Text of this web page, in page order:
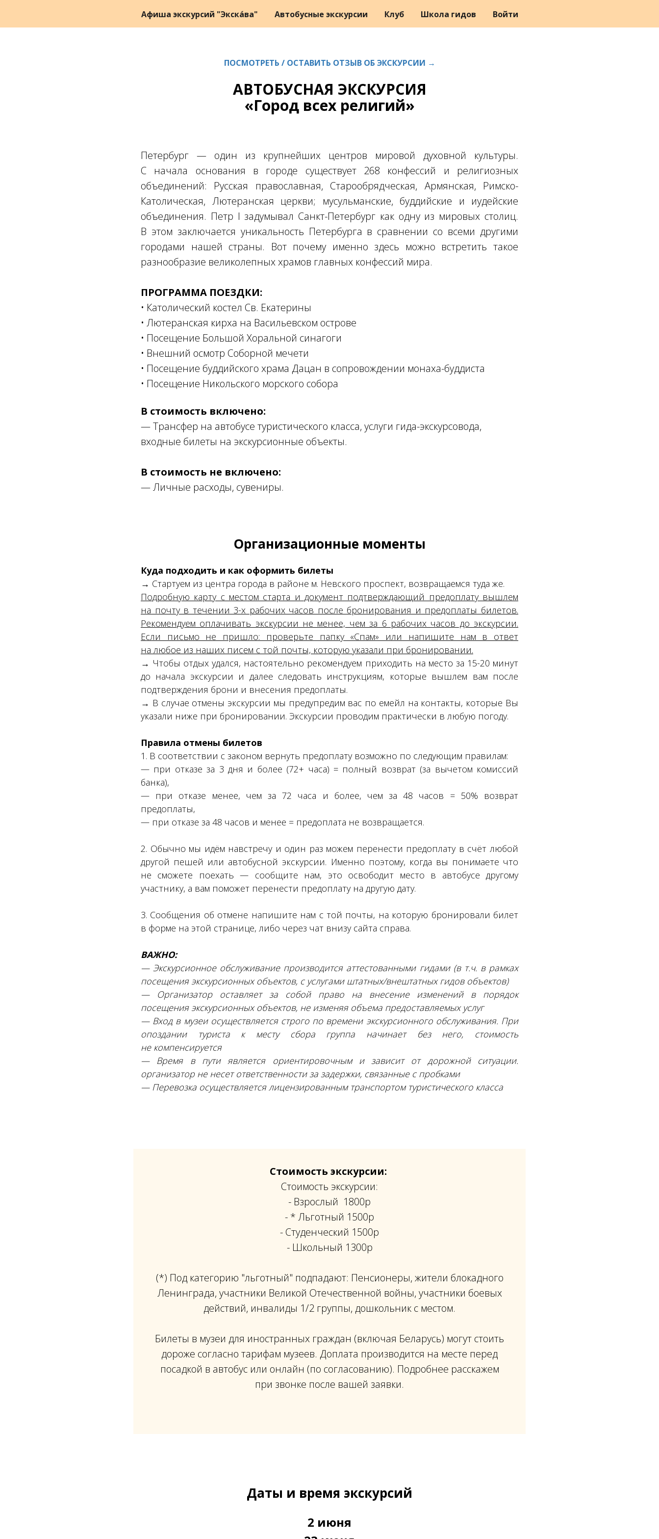
Афиша экскурсий "Экска́ва" Автобусные экскурсии Клуб Школа гидов Войти
ПОСМОТРЕТЬ / ОСТАВИТЬ ОТЗЫВ ОБ ЭКСКУРСИИ →
АВТОБУСНАЯ ЭКСКУРСИЯ
«Город всех религий»
Петербург — один из крупнейших центров мировой духовной культуры.
С начала основания в городе существует 268 конфессий и религиозных
объединений: Русская православная, Старообрядческая, Армянская, Римско-
Католическая, Лютеранская церкви; мусульманские, буддийские и иудейские
объединения. Петр I задумывал Санкт-Петербург как одну из мировых столиц.
В этом заключается уникальность Петербурга в сравнении со всеми другими
городами нашей страны. Вот почему именно здесь можно встретить такое
разнообразие великолепных храмов главных конфессий мира.
ПРОГРАММА ПОЕЗДКИ:
• Католический костел Св. Екатерины
• Лютеранская кирха на Васильевском острове
• Посещение Большой Хоральной синагоги
• Внешний осмотр Соборной мечети
• Посещение буддийского храма Дацан в сопровождении монаха-буддиста
• Посещение Никольского морского собора
В стоимость включено:
— Трансфер на автобусе туристического класса, услуги гида-экскурсовода,
входные билеты на экскурсионные объекты.
В стоимость не включено:
— Личные расходы, сувениры.
Организационные моменты
Куда подходить и как оформить билеты
→ Стартуем из центра города в районе м. Невского проспект, возвращаемся туда же.
Подробную карту с местом старта и документ подтверждающий предоплату вышлем
на почту в течении 3-х рабочих часов после бронирования и предоплаты билетов.
Рекомендуем оплачивать экскурсии не менее, чем за 6 рабочих часов до экскурсии.
Если письмо не пришло: проверьте папку «Спам» или напишите нам в ответ
на любое из наших писем с той почты, которую указали при бронировании.
→ Чтобы отдых удался, настоятельно рекомендуем приходить на место за 15-20 минут
до начала экскурсии и далее следовать инструкциям, которые вышлем вам после
подтверждения брони и внесения предоплаты.
→ В случае отмены экскурсии мы предупредим вас по емейл на контакты, которые Вы
указали ниже при бронировании. Экскурсии проводим практически в любую погоду.
Правила отмены билетов
1. В соответствии с законом вернуть предоплату возможно по следующим правилам:
— при отказе за 3 дня и более (72+ часа) = полный возврат (за вычетом комиссий
банка),
— при отказе менее, чем за 72 часа и более, чем за 48 часов = 50% возврат
предоплаты,
— при отказе за 48 часов и менее = предоплата не возвращается.
2. Обычно мы идём навстречу и один раз можем перенести предоплату в счёт любой
другой пешей или автобусной экскурсии. Именно поэтому, когда вы понимаете что
не сможете поехать — сообщите нам, это освободит место в автобусе другому
участнику, а вам поможет перенести предоплату на другую дату.
3. Сообщения об отмене напишите нам с той почты, на которую бронировали билет
в форме на этой странице, либо через чат внизу сайта справа.
ВАЖНО:
— Экскурсионное обслуживание производится аттестованными гидами (в т.ч. в рамках
посещения экскурсионных объектов, с услугами штатных/внештатных гидов объектов)
— Организатор оставляет за собой право на внесение изменений в порядок
посещения экскурсионных объектов, не изменяя объема предоставляемых услуг
— Вход в музеи осуществляется строго по времени экскурсионного обслуживания. При
опоздании туриста к месту сбора группа начинает без него, стоимость
не компенсируется
— Время в пути является ориентировочным и зависит от дорожной ситуации.
организатор не несет ответственности за задержки, связанные с пробками
— Перевозка осуществляется лицензированным транспортом туристического класса
Стоимость экскурсии:
Стоимость экскурсии:
- Взрослый 1800р
- * Льготный 1500р
- Студенческий 1500р
- Школьный 1300р
(*) Под категорию "льготный" подпадают: Пенсионеры, жители блокадного
Ленинграда, участники Великой Отечественной войны, участники боевых
действий, инвалиды 1/2 группы, дошкольник с местом.
Билеты в музеи для иностранных граждан (включая Беларусь) могут стоить
дороже согласно тарифам музеев. Доплата производится на месте перед
посадкой в автобус или онлайн (по согласованию). Подробнее расскажем
при звонке после вашей заявки.
Даты и время экскурсий
2 июня